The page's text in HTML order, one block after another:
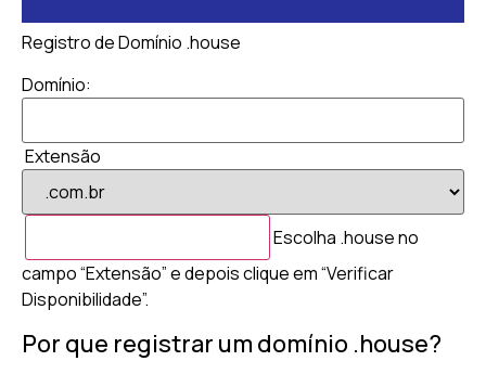
Registro de Domínio .house
Domínio:
Extensão
Escolha .house no
campo “Extensão” e depois clique em “Verificar
Disponibilidade”.
Por que registrar um domínio .house?